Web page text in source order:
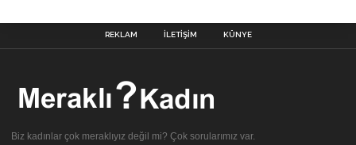
REKLAM İLETIŞIM KÜNYE
Biz kadınlar çok meraklıyız değil mi? Çok sorularımız var.